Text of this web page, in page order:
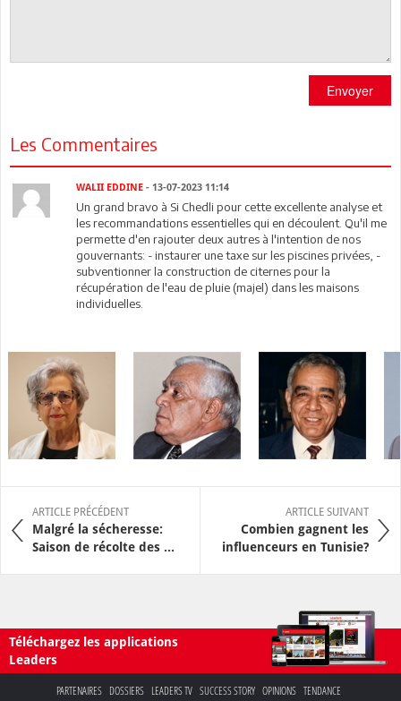
Envoyer
Les Commentaires
WALII EDDINE - 13-07-2023 11:14
Un grand bravo à Si Chedli pour cette excellente analyse et
les recommandations essentielles qui en découlent. Qu'il me
permette d'en rajouter deux autres à l'intention de nos
gouvernants: - instaurer une taxe sur les piscines privées, -
subventionner la construction de citernes pour la
récupération de l'eau de pluie (majel) dans les maisons
individuelles.
ARTICLE PRÉCÉDENT
Malgré la sécheresse:
Saison de récolte des ...
ARTICLE SUIVANT
Combien gagnent les
influenceurs en Tunisie?
Téléchargez les applications
Leaders
PARTENAIRES DOSSIERS LEADERS TV SUCCESS STORY OPINIONS TENDANCE